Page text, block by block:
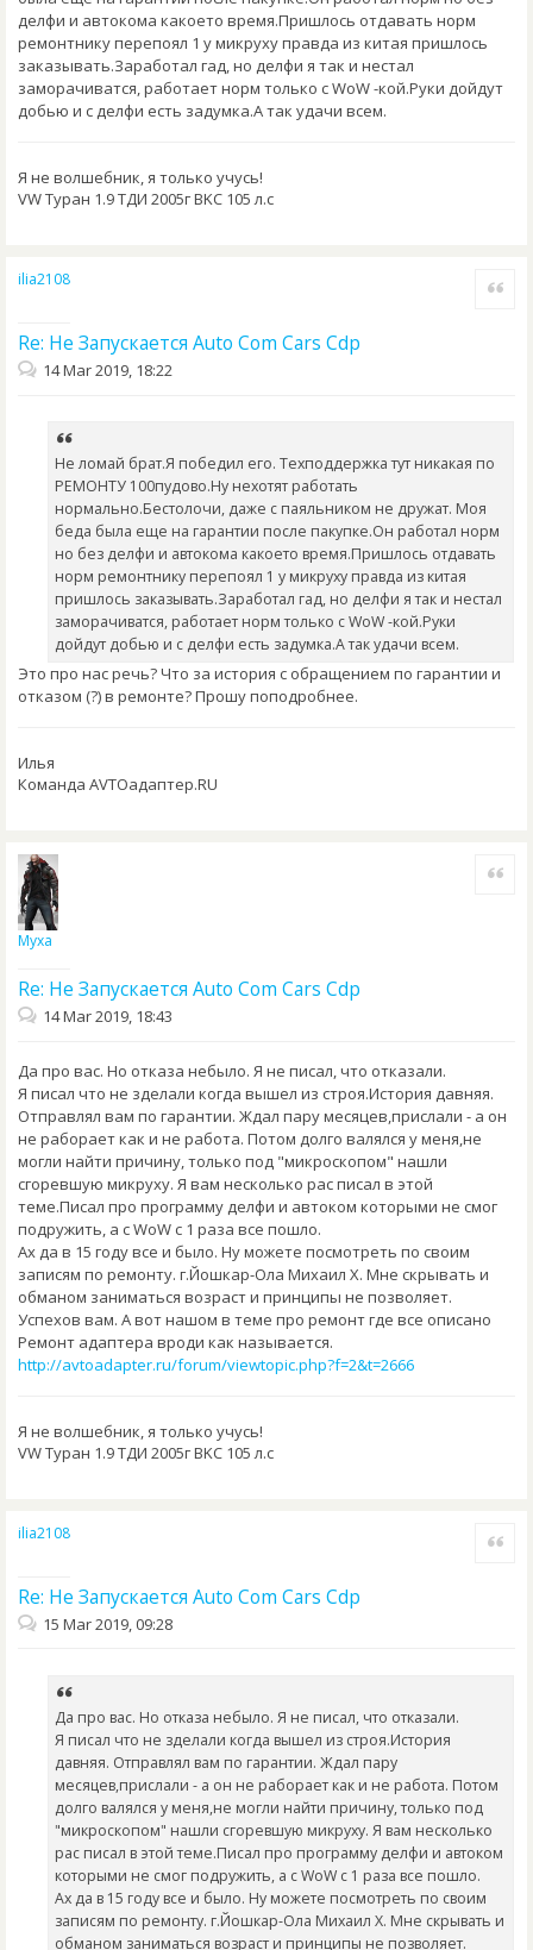
делфи и автокома какоето время.Пришлось отдавать норм
ремонтнику перепоял 1 у микруху правда из китая пришлось
заказывать.Заработал гад, но делфи я так и нестал
заморачиватся, работает норм только с WoW -кой.Руки дойдут
добью и с делфи есть задумка.А так удачи всем.
Я не волшебник, я только учусь!
VW Туран 1.9 ТДИ 2005г BKC 105 л.с
ilia2108
Re: Не Запускается Auto Com Cars Cdp
Quote
14 Mar 2019, 18:22
Не ломай брат.Я победил его. Техподдержка тут никакая по
РЕМОНТУ 100пудово.Ну нехотят работать
нормально.Бестолочи, даже с паяльником не дружат. Моя
беда была еще на гарантии после пакупке.Он работал норм
но без делфи и автокома какоето время.Пришлось отдавать
норм ремонтнику перепоял 1 у микруху правда из китая
пришлось заказывать.Заработал гад, но делфи я так и нестал
заморачиватся, работает норм только с WoW -кой.Руки
дойдут добью и с делфи есть задумка.А так удачи всем.
Это про нас речь? Что за история с обращением по гарантии и
отказом (?) в ремонте? Прошу поподробнее.
Илья
Команда AVTOадаптер.RU
Муха
Re: Не Запускается Auto Com Cars Cdp
Quote
14 Mar 2019, 18:43
Да про вас. Но отказа небыло. Я не писал, что отказали.
Я писал что не зделали когда вышел из строя.История давняя.
Отправлял вам по гарантии. Ждал пару месяцев,прислали - а он
не раборает как и не работа. Потом долго валялся у меня,не
могли найти причину, только под "микроскопом" нашли
сгоревшую микруху. Я вам несколько рас писал в этой
теме.Писал про программу делфи и автоком которыми не смог
подружить, а с WoW с 1 раза все пошло.
Ах да в 15 году все и было. Ну можете посмотреть по своим
записям по ремонту. г.Йошкар-Ола Михаил Х. Мне скрывать и
обманом заниматься возраст и принципы не позволяет.
Успехов вам. А вот нашом в теме про ремонт где все описано
Ремонт адаптера вроди как называется.
http://avtoadapter.ru/forum/viewtopic.php?f=2&t=2666
Я не волшебник, я только учусь!
VW Туран 1.9 ТДИ 2005г BKC 105 л.с
ilia2108
Re: Не Запускается Auto Com Cars Cdp
Quote
15 Mar 2019, 09:28
Да про вас. Но отказа небыло. Я не писал, что отказали.
Я писал что не зделали когда вышел из строя.История
давняя. Отправлял вам по гарантии. Ждал пару
месяцев,прислали - а он не раборает как и не работа. Потом
долго валялся у меня,не могли найти причину, только под
"микроскопом" нашли сгоревшую микруху. Я вам несколько
рас писал в этой теме.Писал про программу делфи и автоком
которыми не смог подружить, а с WoW с 1 раза все пошло.
Ах да в 15 году все и было. Ну можете посмотреть по своим
записям по ремонту. г.Йошкар-Ола Михаил Х. Мне скрывать и
обманом заниматься возраст и принципы не позволяет.